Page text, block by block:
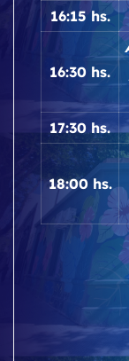
16:15 hs.
16:30 hs.
17:30 hs.
18:00 hs.